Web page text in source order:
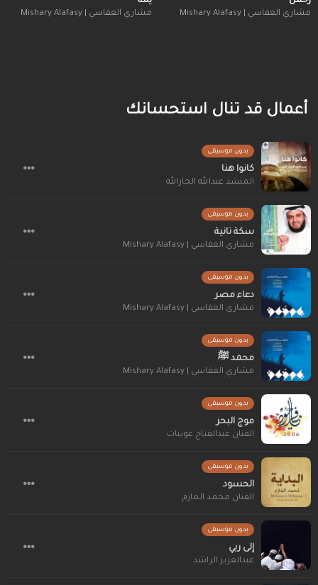
مشاري العفاسي | Mishary Alafasy مشاري العفاسي | Mishary Alafasy
أعمال قد تنال استحسانك
بدون موسيقى
كانوا هنا
المنشد عبدالله الجارالله
بدون موسيقى
سكة تانية
مشاري العفاسي | Mishary Alafasy
بدون موسيقى
دعاء مصر
مشاري العفاسي | Mishary Alafasy
بدون موسيقى
محمد ﷺ
مشاري العفاسي | Mishary Alafasy
بدون موسيقى
موج البحر
الفنان عبدالفتاح عوينات
بدون موسيقى
الحسود
الفنان محمد المازم
بدون موسيقى
إلى ربي
عبدالعزيز الراشد